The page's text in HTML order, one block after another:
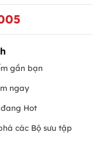
gần bạn
ngay
Hot
các Bộ sưu tập